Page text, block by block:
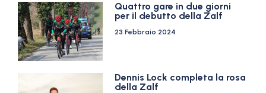
Quattro gare in due giorni
per il debutto della Zalf
23 Febbraio 2024
Dennis Lock completa la rosa
della Zalf